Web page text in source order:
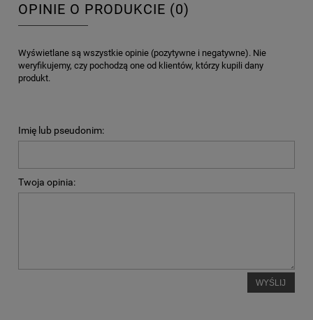
OPINIE O PRODUKCIE (0)
Wyświetlane są wszystkie opinie (pozytywne i negatywne). Nie
weryfikujemy, czy pochodzą one od klientów, którzy kupili dany
produkt.
Imię lub pseudonim:
Twoja opinia:
WYŚLIJ